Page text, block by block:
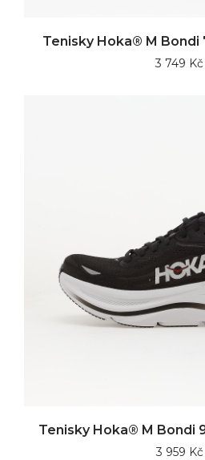
Tenisky Hoka® M Bondi
3 749 Kč
Tenisky Hoka® M Bondi
3 959 Kč